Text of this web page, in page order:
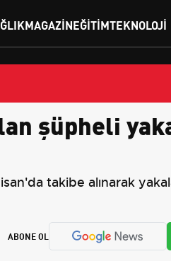
MAGAZINEĞITIMTEKNOLOJI
şüpheli
takibe alınarak
ABONE OL